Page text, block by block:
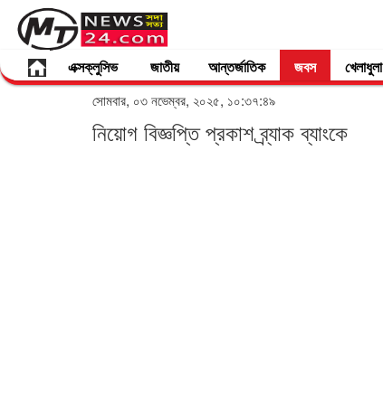
এক্সক্লুসিভ জাতীয় আন্তর্জাতিক জবস খেলাধুলা
সোমবার, ০৩ নভেম্বর, ২০২৫, ১০:৩৭:৪৯
নিয়োগ বিজ্ঞপ্তি প্রকাশ ব্র্যাক ব্যাংকে